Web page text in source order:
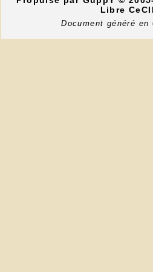
Libre
Document généré en